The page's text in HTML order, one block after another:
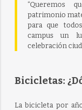
“Queremos
patrimonio
para que
campus un
celebración
Bicicletas:
La bicicleta por